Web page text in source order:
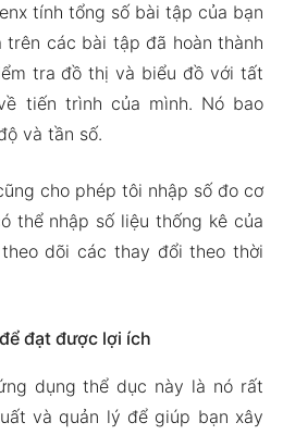
tính tổng số bài tập của bạn
các bài tập đã hoàn thành
tra đồ thị và biểu đồ với tất
tiến trình của mình. Nó bao
và tần số.
cho phép tôi nhập số đo cơ
thể nhập số liệu thống kê của
dõi các thay đổi theo thời
đạt được lợi ích
dụng thể dục này là nó rất
và quản lý để giúp bạn xây